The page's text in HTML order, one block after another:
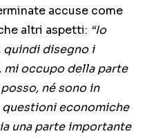
accuse come
altri aspetti: “Io
quindi disegno i
occupo della parte
né sono in
economiche
una parte importante